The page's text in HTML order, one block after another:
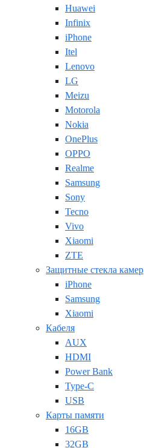
Huawei
Infinix
iPhone
Itel
Lenovo
LG
Meizu
Motorola
Nokia
OnePlus
OPPO
Realme
Samsung
Sony
Tecno
Vivo
Xiaomi
ZTE
Защитные стекла камер
iPhone
Samsung
Xiaomi
Кабеля
AUX
HDMI
Power Bank
Type-C
USB
Карты памяти
16GB
32GB